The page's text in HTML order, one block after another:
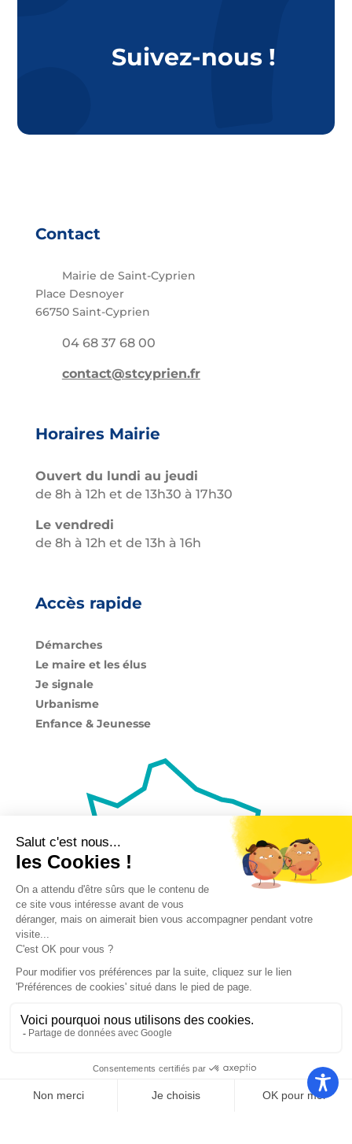
Suivez-nous !
Contact
Mairie de Saint-Cyprien
Place Desnoyer
66750 Saint-Cyprien
04 68 37 68 00
contact@stcyprien.fr
Horaires Mairie
Ouvert du lundi au jeudi
de 8h à 12h et de 13h30 à 17h30
Le vendredi
de 8h à 12h et de 13h à 16h
Accès rapide
Démarches
Le maire et les élus
Je signale
Urbanisme
Enfance & Jeunesse